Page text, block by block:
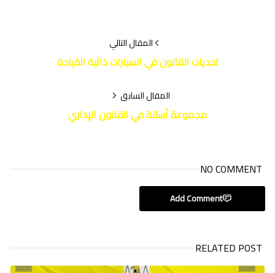
المقال التالي
تحديات القانون في السيارات ذاتية القيادة
المقال السابق
مجموعة أسئلة في القانون الإداري
NO COMMENT
Add Comment
RELATED POST